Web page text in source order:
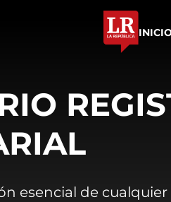
esencial de